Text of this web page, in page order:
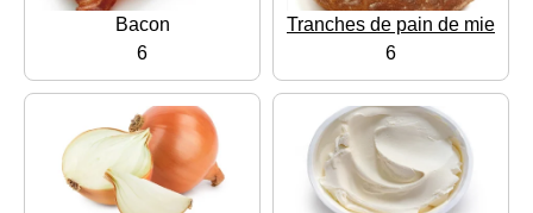
Bacon
6
Tranches de pain de mie
6